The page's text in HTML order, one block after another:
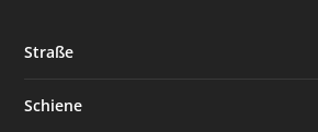
Straße
Schiene